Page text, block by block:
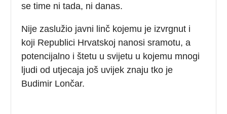
se time ni tada, ni danas.
Nije zaslužio javni linč kojemu je izvrgnut i
koji Republici Hrvatskoj nanosi sramotu, a
potencijalno i štetu u svijetu u kojemu mnogi
ljudi od utjecaja još uvijek znaju tko je
Budimir Lončar.